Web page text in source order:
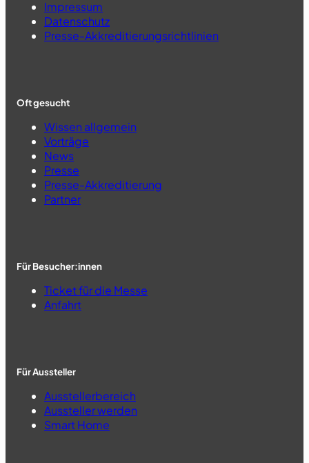
Impressum
Datenschutz
Presse-Akkreditierungsrichtlinien
Oft gesucht
Wissen allgemein
Vorträge
News
Presse
Presse-Akkreditierung
Partner
Für Besucher:innen
Ticket für die Messe
Anfahrt
Für Aussteller
Ausstellerbereich
Aussteller werden
Smart Home